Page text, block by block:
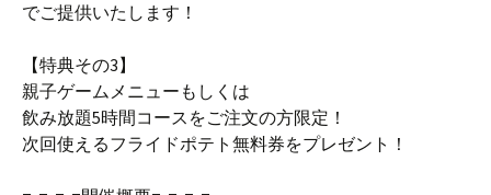
でご提供いたします！
【特典その3】
親子ゲームメニューもしくは
飲み放題5時間コースをご注文の方限定！
次回使えるフライドポテト無料券をプレゼント！